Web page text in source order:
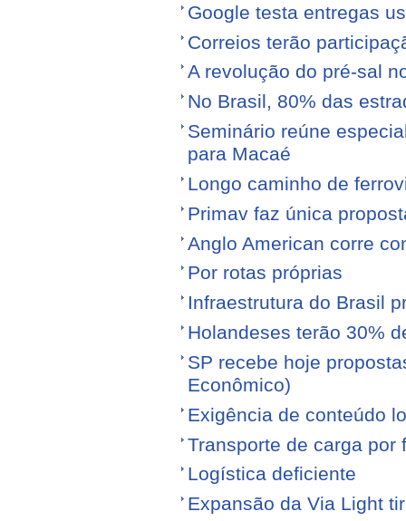
Google testa entregas
Correios terão
A revolução do pré-sal
No Brasil, 80% das
Seminário reúne
para Macaé
Longo caminho de
Primav faz única
Anglo American corre
Por rotas próprias
Infraestrutura do Brasil
Holandeses terão 30%
SP recebe hoje
Econômico)
Exigência de conteúdo
Transporte de carga por
Logística deficiente
Expansão da Via Light